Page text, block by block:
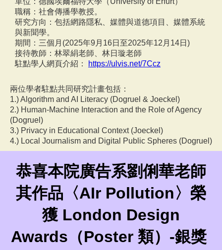
職稱：社會傳播學教授。
研究方向：包括網路隱私、媒體與道德項目、媒體系統
與新聞學。
期間：三個月(2025年9月16日至2025年12月14日)
接待教師：林翠絹老師、林日璇老師
駐點學人網頁介紹：
https://ulvis.net/7Ccz
兩位學者駐點共同研究計畫包括：
1.) Algorithm and AI Literacy (Dogruel & Joeckel)
2.) Human-Machine Interaction and the Role of Agency
(Dogruel)
3.) Privacy in Educational Context (Joeckel)
4.) Local Journalism and Digital Public Spheres (Dogruel)
恭喜本院廣告系劉俐華老師
其作品〈AIr Pollution〉榮
獲 London Design
Awards（Poster 類）-銀獎